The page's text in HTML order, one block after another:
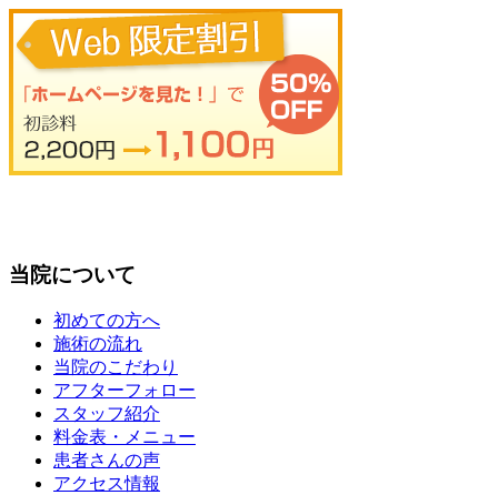
当院について
初めての方へ
施術の流れ
当院のこだわり
アフターフォロー
スタッフ紹介
料金表・メニュー
患者さんの声
アクセス情報